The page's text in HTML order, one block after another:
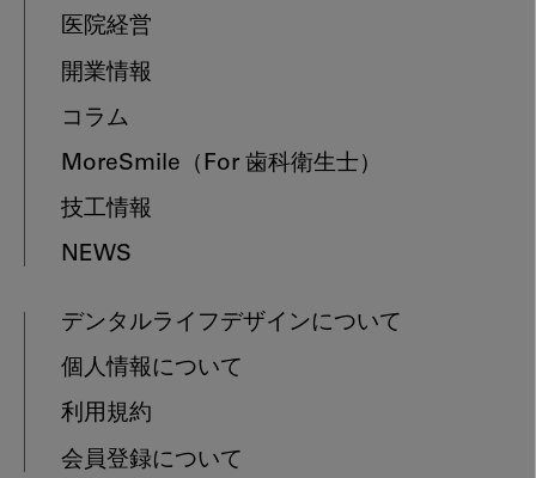
医院経営
開業情報
コラム
MoreSmile （For 歯科衛生士）
技工情報
NEWS
デンタルライフデザインについて
個人情報について
利用規約
会員登録について